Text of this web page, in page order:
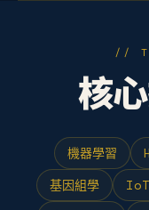
//
核
機器學習
基因組學